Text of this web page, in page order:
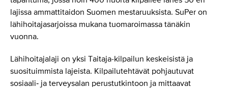
lajissa ammattitaidon Suomen mestaruuksista. SuPer on
lähihoitajasarjoissa mukana tuomaroimassa tänäkin
vuonna.
Lähihoitajalaji on yksi Taitaja-kilpailun keskeisistä ja
suosituimmista lajeista. Kilpailutehtävät pohjautuvat
sosiaali‑ ja terveysalan perustutkintoon ja mittaavat